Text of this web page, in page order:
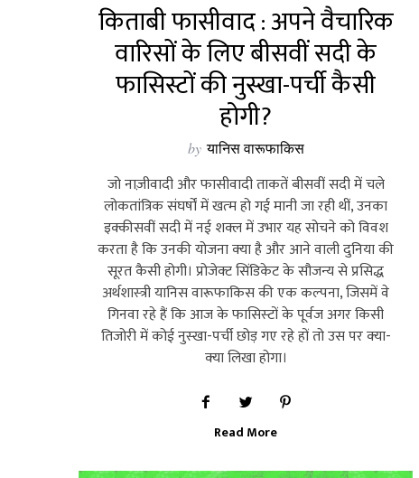
किताबी फासीवाद : अपने वैचारिक
वारिसों के लिए बीसवीं सदी के
फासिस्टों की नुस्खा-पर्ची कैसी
होगी?
by यानिस वारूफाकिस
जो नाज़ीवादी और फासीवादी ताकतें बीसवीं सदी में चले
लोकतांत्रिक संघर्षों में खत्‍म हो गई मानी जा रही थीं, उनका
इक्‍कीसवीं सदी में नई शक्‍ल में उभार यह सोचने को विवश
करता है कि उनकी योजना क्‍या है और आने वाली दुनिया की
सूरत कैसी होगी। प्रोजेक्‍ट सिंडिकेट के सौजन्‍य से प्रसिद्ध
अर्थशास्‍त्री यानिस वारूफाकिस की एक कल्‍पना, जिसमें वे
गिनवा रहे हैं कि आज के फासिस्‍टों के पूर्वज अगर किसी
तिजोरी में कोई नुस्‍खा-पर्ची छोड़ गए रहे हों तो उस पर क्‍या-
क्‍या लिखा होगा।
Read More